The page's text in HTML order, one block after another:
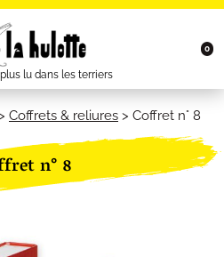
lu dans les terriers
0
Coffrets & reliures > Coffret n° 8
n° 8